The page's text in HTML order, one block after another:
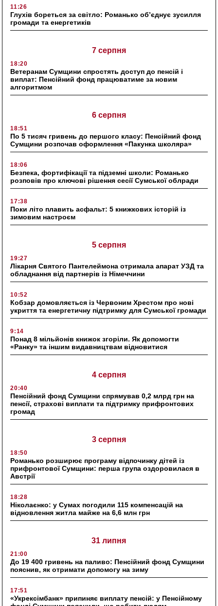
11:26
Глухів бореться за світло: Романько об’єднує зусилля
громади та енергетиків
7 серпня
18:20
Ветеранам Сумщини спростять доступ до пенсій і
виплат: Пенсійний фонд працюватиме за новим
алгоритмом
6 серпня
18:51
По 5 тисяч гривень до першого класу: Пенсійний фонд
Сумщини розпочав оформлення «Пакунка школяра»
18:06
Безпека, фортифікації та підземні школи: Романько
розповів про ключові рішення сесії Сумської облради
17:38
Поки літо плавить асфальт: 5 книжкових історій із
зимовим настроєм
5 серпня
19:27
Лікарня Святого Пантелеймона отримала апарат УЗД та
обладнання від партнерів із Німеччини
10:52
Кобзар домовляється із Червоним Хрестом про нові
укриття та енергетичну підтримку для Сумської громади
9:14
Понад 8 мільйонів книжок згоріли. Як допомогти
«Ранку» та іншим видавництвам відновитися
4 серпня
20:40
Пенсійний фонд Сумщини спрямував 0,2 млрд грн на
пенсії, страхові виплати та підтримку прифронтових
громад
3 серпня
18:50
Романько розширює програму відпочинку дітей із
прифронтової Сумщини: перша група оздоровилася в
Австрії
18:28
Ніколаєнко: у Сумах погодили 115 компенсацій на
відновлення житла майже на 6,6 млн грн
31 липня
21:00
До 19 400 гривень на паливо: Пенсійний фонд Сумщини
пояснив, як отримати допомогу на зиму
17:51
«Укрексімбанк» припиняє виплату пенсій: у Пенсійному